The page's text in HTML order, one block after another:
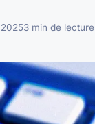
3 min de lecture